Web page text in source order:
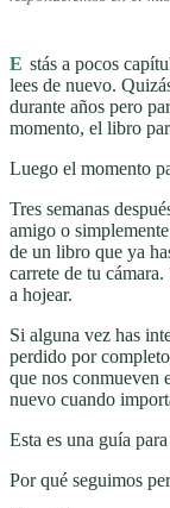
E stás a pocos
lees de nuevo.
durante años pero
momento, el libro
Luego el momento
Tres semanas
amigo o
de un libro que ya
carrete de tu
a hojear.
Si alguna vez has
perdido por
que nos conmueven
nuevo cuando
Esta es una guía
Por qué seguimos